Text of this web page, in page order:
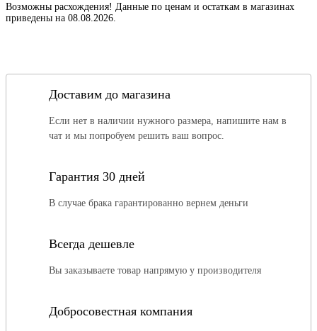
Возможны расхождения! Данные по ценам и остаткам в магазинах
приведены на 08.08.2026.
Доставим до магазина
Если нет в наличии нужного размера, напишите нам в
чат и мы попробуем решить ваш вопрос.
Гарантия 30 дней
В случае брака гарантированно вернем деньги
Всегда дешевле
Вы заказываете товар напрямую у производителя
Добросовестная компания